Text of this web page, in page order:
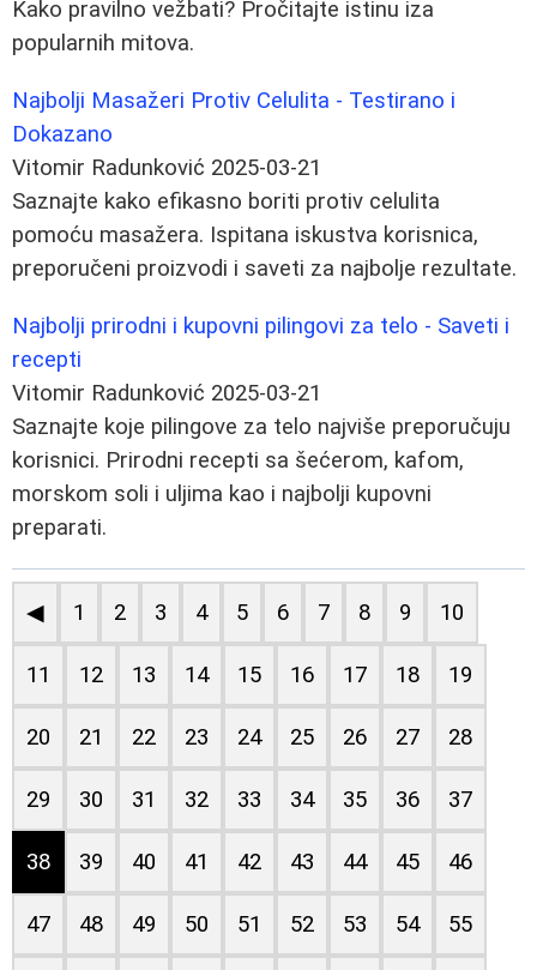
Kako pravilno vežbati? Pročitajte istinu iza
popularnih mitova.
Najbolji Masažeri Protiv Celulita - Testirano i
Dokazano
Vitomir Radunković 2025-03-21
Saznajte kako efikasno boriti protiv celulita
pomoću masažera. Ispitana iskustva korisnica,
preporučeni proizvodi i saveti za najbolje rezultate.
Najbolji prirodni i kupovni pilingovi za telo - Saveti i
recepti
Vitomir Radunković 2025-03-21
Saznajte koje pilingove za telo najviše preporučuju
korisnici. Prirodni recepti sa šećerom, kafom,
morskom soli i uljima kao i najbolji kupovni
preparati.
◀ 1 2 3 4 5 6 7 8 9 10
11 12 13 14 15 16 17 18 19
20 21 22 23 24 25 26 27 28
29 30 31 32 33 34 35 36 37
38 39 40 41 42 43 44 45 46
47 48 49 50 51 52 53 54 55